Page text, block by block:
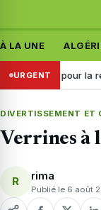
À LA UNE
URGENT
pour la
DIVERTISSEMENT ET
Verrines à
R rima
Publié le 6 août